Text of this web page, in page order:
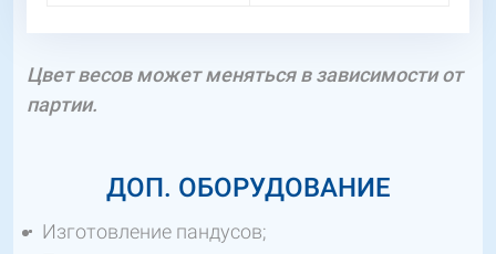
Цвет весов может меняться в зависимости от
партии.
ДОП. ОБОРУДОВАНИЕ
Изготовление пандусов;